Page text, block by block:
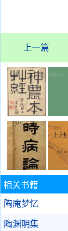
上一篇
相关书籍
陶庵梦忆
陶渊明集